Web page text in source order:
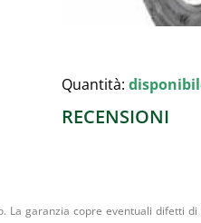
Quantità:
RECENSIONI
garanzia copre eventuali difetti